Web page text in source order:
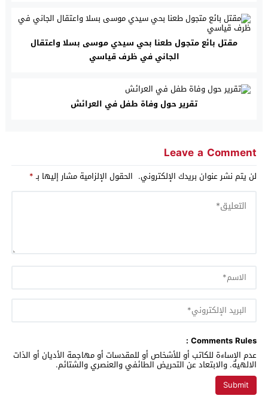
مقتل بائع متجول طعنا بحي سيدي موسى بسلا واعتقال
الجاني في ظرف قياسي
تقرير حول وفاة طفل في العرائش
Leave a Comment
لن يتم نشر عنوان بريدك الإلكتروني. الحقول الإلزامية مشار إليها بـ*
Comments Rules :
عدم الإساءة للكاتب أو للأشخاص أو للمقدسات أو مهاجمة الأديان أو الذات
الالهية. والابتعاد عن التحريض الطائفي والعنصري والشتائم.